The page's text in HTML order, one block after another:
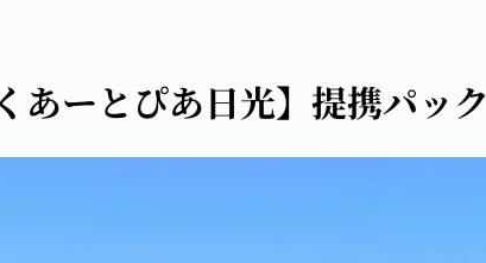
あーとぴあ日光】提携パック